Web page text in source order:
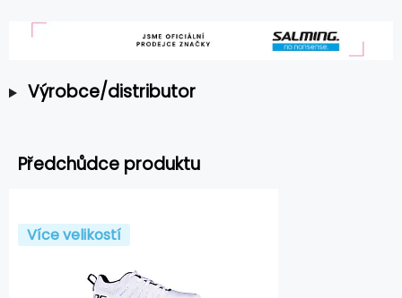
Výrobce/distributor
Předchůdce produktu
Více velikostí